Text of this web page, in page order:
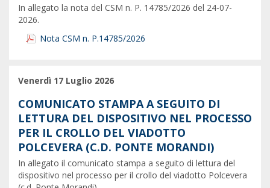
In allegato la nota del CSM n. P. 14785/2026 del 24-07-
2026.
Nota CSM n. P.14785/2026
Venerdì 17 Luglio 2026
COMUNICATO STAMPA A SEGUITO DI
LETTURA DEL DISPOSITIVO NEL PROCESSO
PER IL CROLLO DEL VIADOTTO
POLCEVERA (C.D. PONTE MORANDI)
In allegato il comunicato stampa a seguito di lettura del
dispositivo nel processo per il crollo del viadotto Polcevera